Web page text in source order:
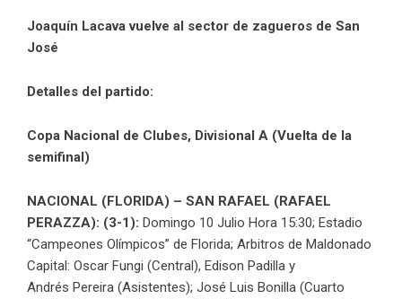
Joaquín Lacava vuelve al sector de zagueros de San
José
Detalles del partido:
Copa Nacional de Clubes, Divisional A (Vuelta de la
semifinal)
NACIONAL (FLORIDA) – SAN RAFAEL (RAFAEL
PERAZZA): (3-1): Domingo 10 Julio Hora 15:30; Estadio
“Campeones Olímpicos” de Florida; Arbitros de Maldonado
Capital: Oscar Fungi (Central), Edison Padilla y
Andrés Pereira (Asistentes); José Luis Bonilla (Cuarto